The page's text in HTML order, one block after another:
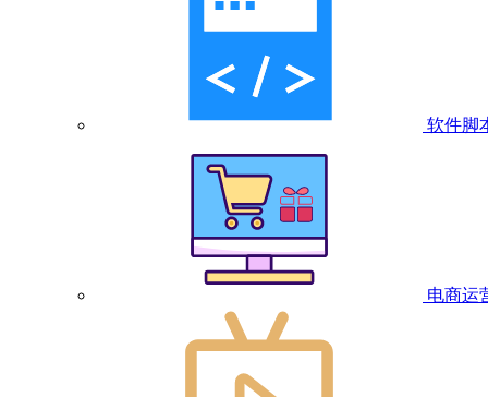
软件脚
电商运